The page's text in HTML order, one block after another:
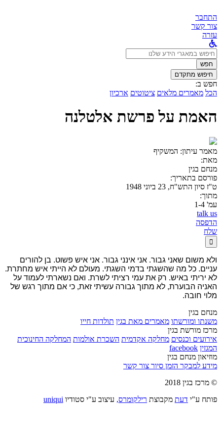
התחבר
צור קשר
עזרה
לחפש
ב:חפש
חיפוש מתקדם
חפש ב:
הכל מאמרים מלאים ציטוטים ארכיון
האמת על פרשת אלטלנה
מאמר עיתון: המשקיף
מאת:
מנחם בגין
פורסם בתאריך:
ט"ז סיון התש"ח, 23 ביוני 1948
מתוך:
עמ' 1-4
talk us
הדפסה
שלח

ולא משום שאני גבור. אני אינני גבור. אני איש פשוט. בן להורים
עניים. כל מה שהשגתי בדמי השגתי. מעולם לא הייתי איש מחתרת.
לא יריתי באיש. רק את עמי רציתי לשרת. ואם נשארתי לעמוד על
האניה הבוערת, לא מתוך גבורה עשיתי זאת, כי אם מתוך רגש של
מלוי חובה.
מנחם בגין
משנתו ומורשתו מאמרים מאת בגין תולדות חייו
מרכז מורשת בגין
אירועים וכנסים מחלקה אקדמית השכרת אולמות המחלקה החינוכית
המגזין facebook
מוזיאון מנחם בגין
מידע למבקר הזמן סיור צור קשר
© מרכז בגין 2018
פותח ע"י דעת מקבוצת רילקומרס, עיצוב ע"י סטודיו uniqui